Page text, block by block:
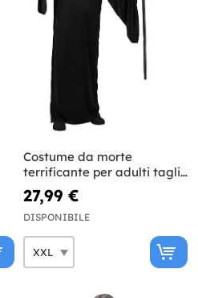
Costume da morte
terrificante per adulti taglie
forti
27,99 €
DISPONIBILE